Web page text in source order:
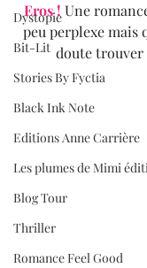
Dystopie
Bit-Lit
Stories By Fyctia
Black Ink Note
Editions Anne Carrière
Les plumes de Mimi
Blog Tour
Thriller
Romance Feel Good
Eros ! Une
peu perplexe mais
doute